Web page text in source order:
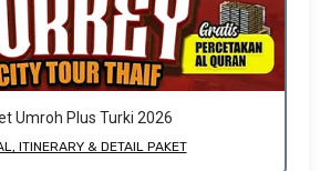
Umroh Plus Turki 2026
ITINERARY & DETAIL PAKET